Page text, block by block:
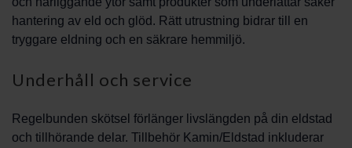
hantering av eld och glöd. Rätt utrustning bidrar till en
tryggare eldning och en säkrare hemmiljö.
Underhåll och service
Regelbunden skötsel förlänger livslängden på din eldstad
och tillhörande delar. Tillbehör Kamin/Eldstad inkluderar